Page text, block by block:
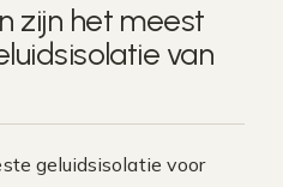
zijn het meest
van
geluidsisolatie voor